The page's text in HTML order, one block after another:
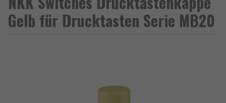
Gelb für Drucktasten Serie MB20